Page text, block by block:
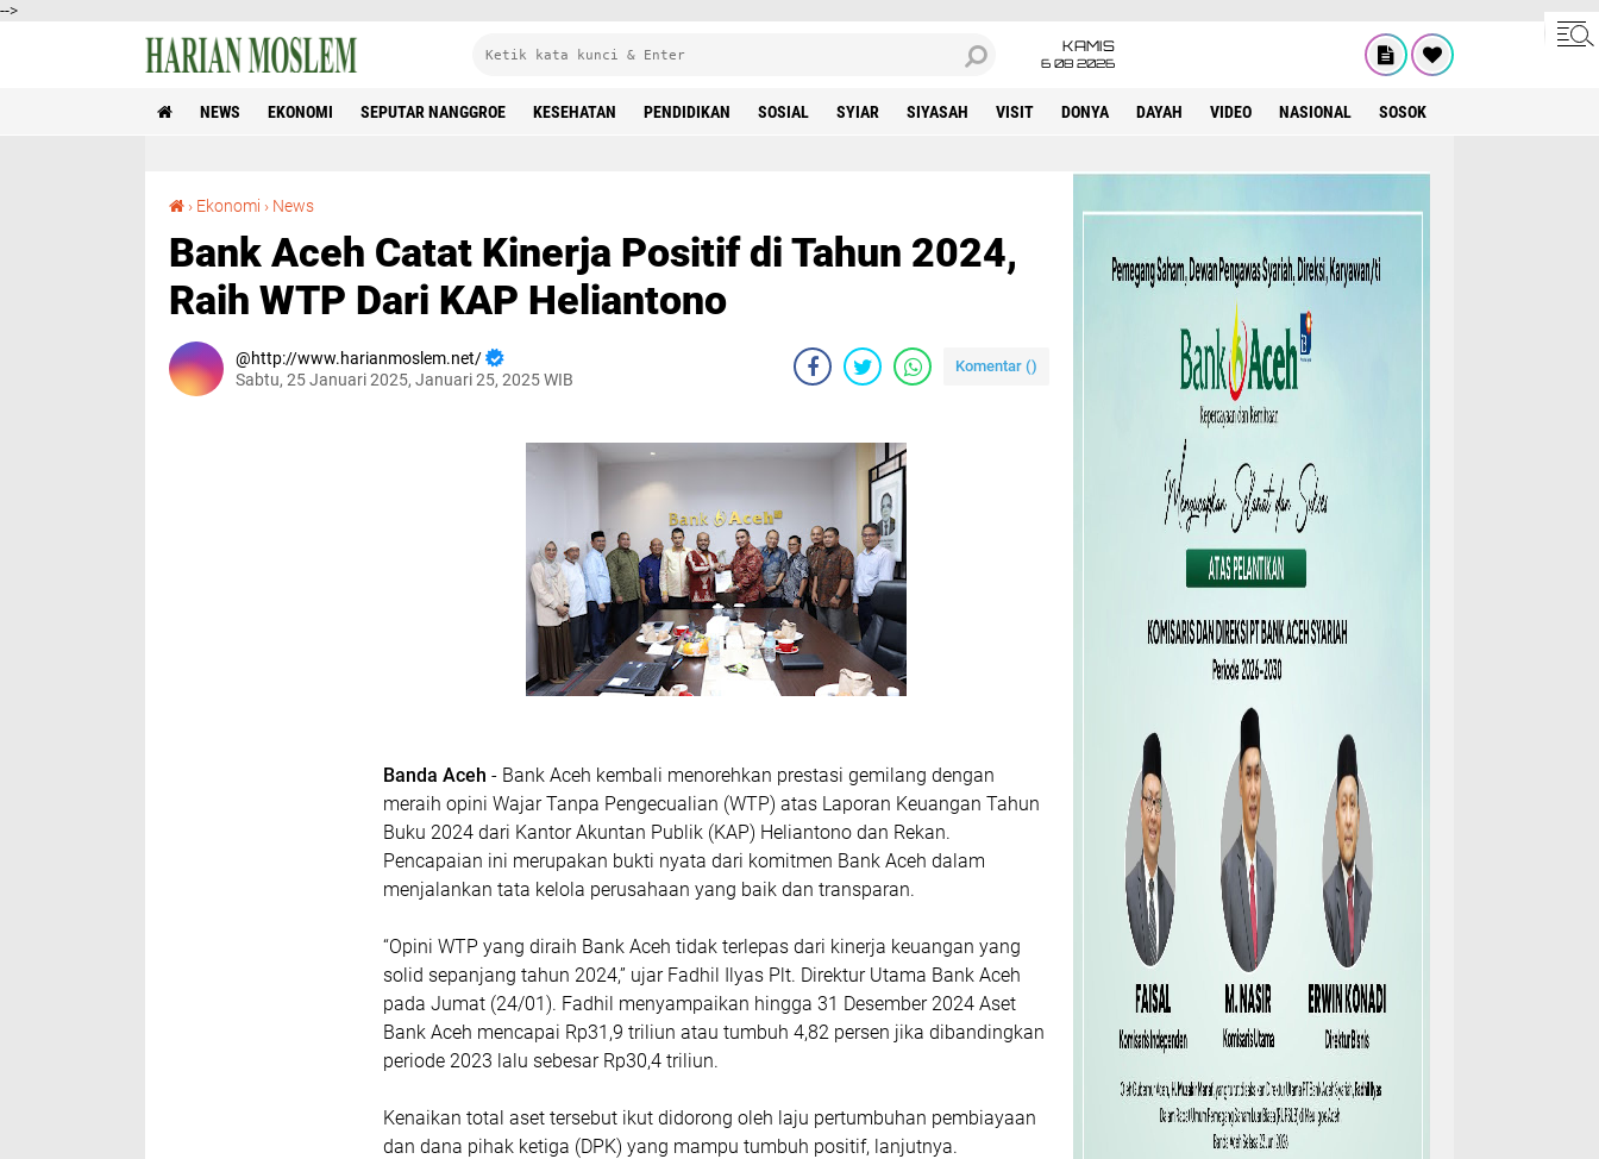
-->
KAMIS
6 08 2026
NEWS EKONOMI SEPUTAR NANGGROE KESEHATAN PENDIDIKAN SOSIAL SYIAR SIYASAH VISIT DONYA DAYAH VIDEO NASIONAL SOSOK
› Ekonomi › News
Bank Aceh Catat Kinerja Positif di Tahun 2024,
Raih WTP Dari KAP Heliantono
http://www.harianmoslem.net/
Sabtu, 25 Januari 2025, Januari 25, 2025 WIB
Komentar ()
Banda Aceh - Bank Aceh kembali menorehkan prestasi gemilang dengan
meraih opini Wajar Tanpa Pengecualian (WTP) atas Laporan Keuangan Tahun
Buku 2024 dari Kantor Akuntan Publik (KAP) Heliantono dan Rekan.
Pencapaian ini merupakan bukti nyata dari komitmen Bank Aceh dalam
menjalankan tata kelola perusahaan yang baik dan transparan.
“Opini WTP yang diraih Bank Aceh tidak terlepas dari kinerja keuangan yang
solid sepanjang tahun 2024,” ujar Fadhil Ilyas Plt. Direktur Utama Bank Aceh
pada Jumat (24/01). Fadhil menyampaikan hingga 31 Desember 2024 Aset
Bank Aceh mencapai Rp31,9 triliun atau tumbuh 4,82 persen jika dibandingkan
periode 2023 lalu sebesar Rp30,4 triliun.
Kenaikan total aset tersebut ikut didorong oleh laju pertumbuhan pembiayaan
dan dana pihak ketiga (DPK) yang mampu tumbuh positif, lanjutnya.